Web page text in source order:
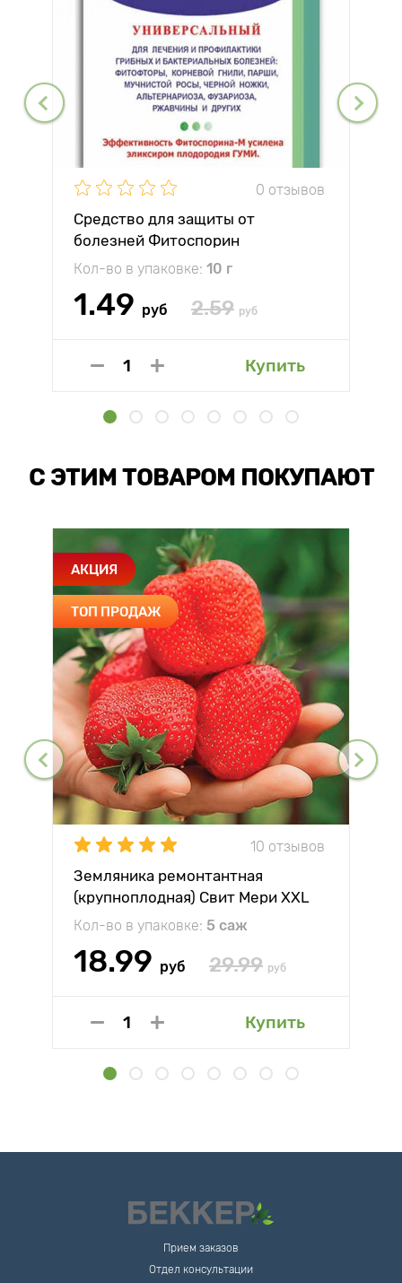
0 отзывов
Средство для защиты от
болезней Фитоспорин
Кол-во в упаковке: 10 г
1.49 руб 2.59 руб
Купить
С ЭТИМ ТОВАРОМ ПОКУПАЮТ
АКЦИЯ
ТОП ПРОДАЖ
10 отзывов
Земляника ремонтантная
(крупноплодная) Свит Мери XXL
Кол-во в упаковке: 5 саж
18.99 руб 29.99 руб
Купить
Прием заказов
Отдел консультации